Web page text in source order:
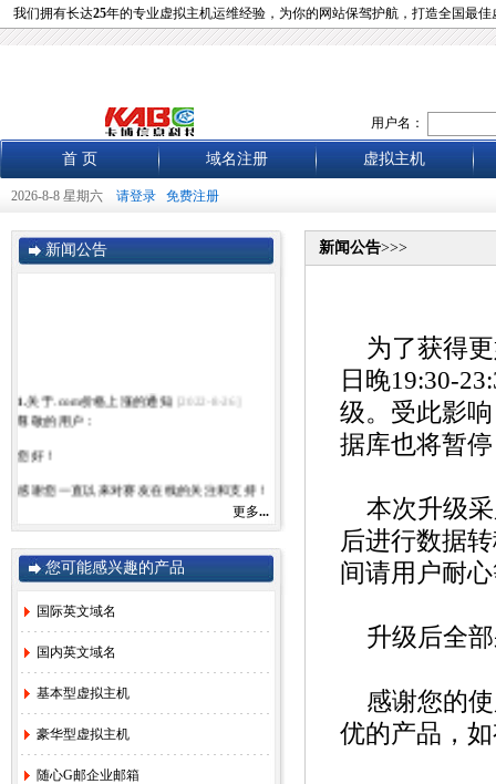
我们拥有长达25年的专业虚拟主机运维经验，为你的网站保驾护航，打造全国最佳
用户名：
首 页 域名注册 虚拟主机
2026-8-8 星期六 请登录 免费注册
新闻公告
1.关于.com价格上涨的通知 [2022-8-26]
尊敬的用户：
您好！
感谢您一直以来对赛友在线的关注和支持！
由于注册局成本上涨，我司将于2022年9月1
日开始对.com后缀域名注册和续费价格进行
.com注册首年以及续费上涨幅度5元/每年，
详情参考赛友在线域名价格总览。
早办理，谢谢!
2022年08月26日
2. 关于《全面实行域名实名制》的紧急通
知！ [2022-6-23]
更多...
您可能感兴趣的产品
国际英文域名
国内英文域名
基本型虚拟主机
豪华型虚拟主机
随心G邮企业邮箱
新闻公告>>>
为了获得更
日晚19:30-
级。受此影
据库也将暂
本次升级采
后进行数据
间请用户耐
升级后全部
感谢您的使
优的产品，